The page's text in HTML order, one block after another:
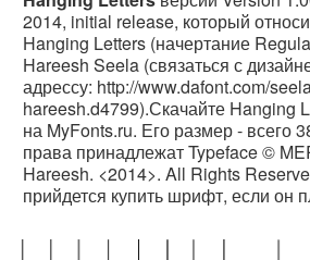
2014, initial release, который
Hanging Letters (начертание
Hareesh Seela (связаться с
адрессу: http://www.dafont.com/
hareesh.d4799).Скачайте Hanging
на MyFonts.ru. Его размер - всего
права принадлежат Typeface ©
Hareesh. <2014>. All Rights
прийдется купить шрифт, если он